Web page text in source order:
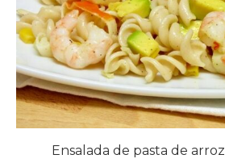
Ensalada de pasta de